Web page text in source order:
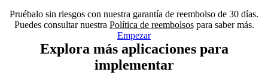
Pruébalo sin riesgos con nuestra garantía de reembolso de 30 días.
Puedes consultar nuestra Política de reembolsospara saber más.
Empezar
Explora más aplicaciones para
implementar